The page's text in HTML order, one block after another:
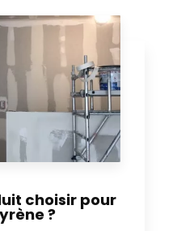
choisir pour
?